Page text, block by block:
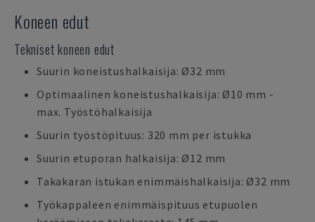
Koneen edut
Tekniset koneen edut
Suurin koneistushalkaisija: Ø32 mm
Optimaalinen koneistushalkaisija: Ø10 mm -
max. Työstöhalkaisija
Suurin työstöpituus: 320 mm per istukka
Suurin etuporan halkaisija: Ø12 mm
Takakaran istukan enimmäishalkaisija: Ø32 mm
Työkappaleen enimmäispituus etupuolen